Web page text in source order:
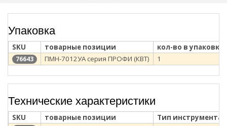
Упаковка
SKU товарные позиции кол-во в упаковке
76643 ПМН-7012УА серия ПРОФИ (КВТ) 1
Технические характеристики
SKU товарные позиции Тип инструмента